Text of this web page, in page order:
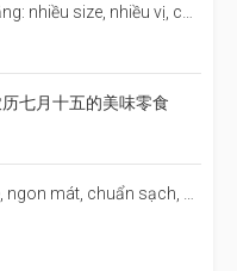
size, nhiều vị, cả nhà cùng mê
七月十五的美味零食
cho trẻ em đến người lớn đều mê